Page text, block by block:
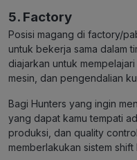
5. Factory
Posisi magang di factory/
untuk bekerja sama dalam
diajarkan untuk
mesin, dan pengendalian
Bagi Hunters yang ingin
yang dapat kamu tempati
produksi, dan quality
memberlakukan sistem